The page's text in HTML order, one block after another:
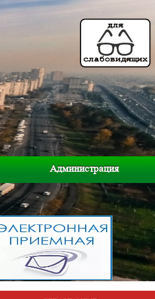
Администрация